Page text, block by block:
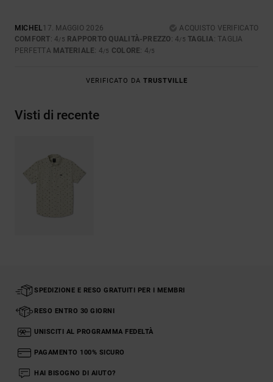
MICHEL17. MAGGIO 2026
ACQUISTO VERIFICATO
COMFORT: 4/5 RAPPORTO QUALITÀ-PREZZO: 4/5 TAGLIA: TAGLIA
PERFETTA MATERIALE: 4/5 COLORE: 4/5
VERIFICATO DA TRUSTVILLE
Visti di recente
SPEDIZIONE E RESO GRATUITI PER I MEMBRI
RESO ENTRO 30 GIORNI
UNISCITI AL PROGRAMMA FEDELTÀ
PAGAMENTO 100% SICURO
HAI BISOGNO DI AIUTO?